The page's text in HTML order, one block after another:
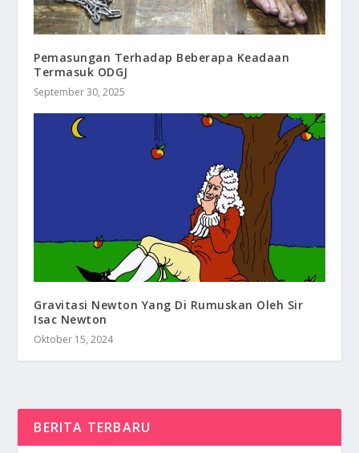
Pemasungan Terhadap Beberapa Keadaan
Termasuk ODGJ
September 30, 2025
Gravitasi Newton Yang Di Rumuskan Oleh Sir
Isac Newton
Oktober 15, 2024
BERITA TERBARU